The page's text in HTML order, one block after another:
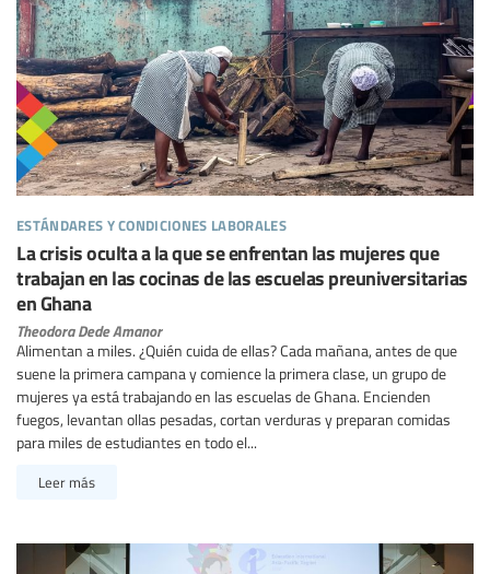
estándares y condiciones laborales
La crisis oculta a la que se enfrentan las mujeres que
trabajan en las cocinas de las escuelas preuniversitarias
en Ghana
Theodora Dede Amanor
Alimentan a miles. ¿Quién cuida de ellas? Cada mañana, antes de que
suene la primera campana y comience la primera clase, un grupo de
mujeres ya está trabajando en las escuelas de Ghana. Encienden
fuegos, levantan ollas pesadas, cortan verduras y preparan comidas
para miles de estudiantes en todo el...
Leer más